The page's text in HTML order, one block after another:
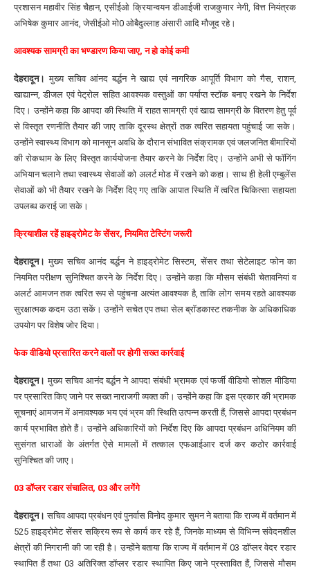
प्रशासन महावीर सिंह चैहान, एसीईओ क्रियान्वयन डीआईजी राजकुमार नेगी, वित्त नियंत्रक
अभिषेक कुमार आनंद, जेसीईओ मो0 ओबैदुल्लाह अंसारी आदि मौजूद रहे।
आवश्यक सामग्री का भण्डारण किया जाए, न हो कोई कमी
देहरादून। मुख्य सचिव आंनद बर्द्धन ने खाद्य एवं नागरिक आपूर्ति विभाग को गैस, राशन,
खाद्यान्न, डीजल एवं पेट्रोल सहित आवश्यक वस्तुओं का पर्याप्त स्टॉक बनाए रखने के निर्देश
दिए। उन्होंने कहा कि आपदा की स्थिति में राहत सामग्री एवं खाद्य सामग्री के वितरण हेतु पूर्व
से विस्तृत रणनीति तैयार की जाए ताकि दूरस्थ क्षेत्रों तक त्वरित सहायता पहुंचाई जा सके।
उन्होंने स्वास्थ्य विभाग को मानसून अवधि के दौरान संभावित संक्रामक एवं जलजनित बीमारियों
की रोकथाम के लिए विस्तृत कार्ययोजना तैयार करने के निर्देश दिए। उन्होंने अभी से फॉगिंग
अभियान चलाने तथा स्वास्थ्य सेवाओं को अलर्ट मोड में रखने को कहा। साथ ही हेली एम्बुलेंस
सेवाओं को भी तैयार रखने के निर्देश दिए गए ताकि आपात स्थिति में त्वरित चिकित्सा सहायता
उपलब्ध कराई जा सके।
क्रियाशील रहें हाइड्रोमेट के सेंसर, नियमित टेस्टिंग जरूरी
देहरादून। मुख्य सचिव आनंद बर्द्धन ने हाइड्रोमेट सिस्टम, सेंसर तथा सेटेलाइट फोन का
नियमित परीक्षण सुनिश्चित करने के निर्देश दिए। उन्होंने कहा कि मौसम संबंधी चेतावनियां व
अलर्ट आमजन तक त्वरित रूप से पहुंचना अत्यंत आवश्यक है, ताकि लोग समय रहते आवश्यक
सुरक्षात्मक कदम उठा सकें। उन्होंने सचेत एप तथा सेल ब्रॉडकास्ट तकनीक के अधिकाधिक
उपयोग पर विशेष जोर दिया।
फेक वीडियो प्रसारित करने वालों पर होगी सख्त कार्रवाई
देहरादून। मुख्य सचिव आनंद बर्द्धन ने आपदा संबंधी भ्रामक एवं फर्जी वीडियो सोशल मीडिया
पर प्रसारित किए जाने पर सख्त नाराजगी व्यक्त की। उन्होंने कहा कि इस प्रकार की भ्रामक
सूचनाएं आमजन में अनावश्यक भय एवं भ्रम की स्थिति उत्पन्न करती हैं, जिससे आपदा प्रबंधन
कार्य प्रभावित होते हैं। उन्होंने अधिकारियों को निर्देश दिए कि आपदा प्रबंधन अधिनियम की
सुसंगत धाराओं के अंतर्गत ऐसे मामलों में तत्काल एफआईआर दर्ज कर कठोर कार्रवाई
सुनिश्चित की जाए।
03 डाॅप्लर रडार संचालित, 03 और लगेंगे
देहरादून। सचिव आपदा प्रबंधन एवं पुनर्वास विनोद कुमार सुमन ने बताया कि राज्य में वर्तमान में
525 हाइड्रोमेट सेंसर सक्रिय रूप से कार्य कर रहे हैं, जिनके माध्यम से विभिन्न संवेदनशील
क्षेत्रों की निगरानी की जा रही है। उन्होंने बताया कि राज्य में वर्तमान में 03 डॉप्लर वेदर रडार
स्थापित हैं तथा 03 अतिरिक्त डॉप्लर रडार स्थापित किए जाने प्रस्तावित हैं, जिससे मौसम